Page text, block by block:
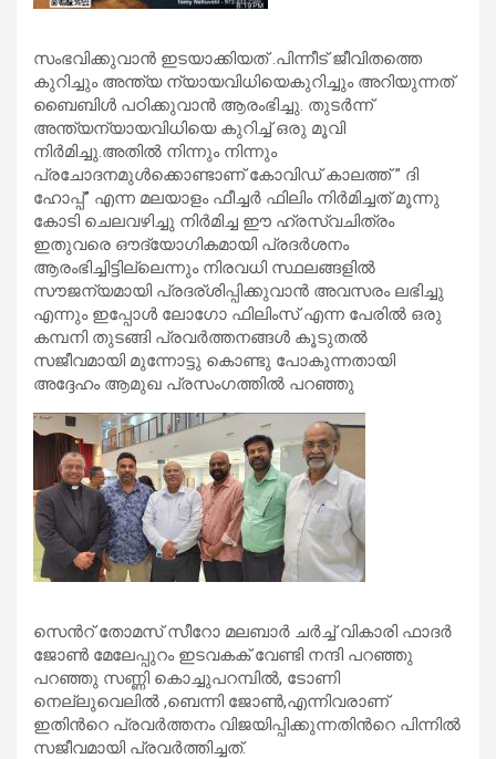
സംഭവിക്കുവാൻ ഇടയാക്കിയത് .പിന്നീട് ജീവിതത്തെ
കുറിച്ചും അന്ത്യ ന്യായവിധിയെകുറിച്ചും അറിയുന്നത്
ബൈബിൾ പഠിക്കുവാൻ ആരംഭിച്ചു. തുടർന്ന്
അന്ത്യന്യായവിധിയെ കുറിച്ച് ഒരു മൂവി
നിർമിച്ചു.അതിൽ നിന്നും നിന്നും
പ്രചോദനമുൾക്കൊണ്ടാണ് കോവിഡ് കാലത്ത് ” ദി
ഹോപ്പ്” എന്ന മലയാളം ഫീച്ചർ ഫിലിം നിർമിച്ചത് മൂന്നു
കോടി ചെലവഴിച്ചു നിർമിച്ച ഈ ഹ്രസ്വചിത്രം
ഇതുവരെ ഔദ്യോഗികമായി പ്രദർശനം
ആരംഭിച്ചിട്ടില്ലെന്നും നിരവധി സ്ഥലങ്ങളിൽ
സൗജന്യമായി പ്രദര്ശിപ്പിക്കുവാൻ അവസരം ലഭിച്ചു
എന്നും ഇപ്പോൾ ലോഗോ ഫിലിംസ് എന്ന പേരിൽ ഒരു
കമ്പനി തുടങ്ങി പ്രവർത്തനങ്ങൾ കൂടുതൽ
സജീവമായി മുന്നോട്ടു കൊണ്ടു പോകുന്നതായി
അദ്ദേഹം ആമുഖ പ്രസംഗത്തിൽ പറഞ്ഞു
സെൻറ് തോമസ് സീറോ മലബാർ ചർച്ച് വികാരി ഫാദർ
ജോൺ മേലേപ്പുറം ഇടവകക് വേണ്ടി നന്ദി പറഞ്ഞു
പറഞ്ഞു സണ്ണി കൊച്ചുപറമ്പിൽ, ടോണി
നെല്ലുവെലിൽ ,ബെന്നി ജോൺ,എന്നിവരാണ്
ഇതിൻറെ പ്രവർത്തനം വിജയിപ്പിക്കുന്നതിൻറെ പിന്നിൽ
സജീവമായി പ്രവർത്തിച്ചത്.